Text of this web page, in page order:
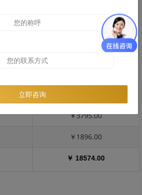
￥2389.00
￥3511.00
￥3795.00
￥1896.00
￥ 18574.00
立即咨询